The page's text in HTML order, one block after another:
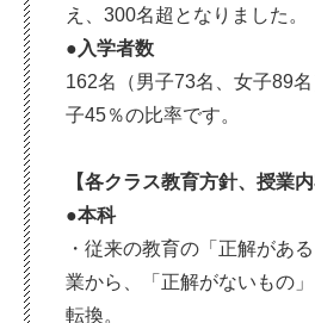
え、300名超となりました。
●入学者数
162名（男子73名、女子89
子45％の比率です。
【各クラス教育方針、授業内
●本科
・従来の教育の「正解があ
業から、「正解がないもの
転換。